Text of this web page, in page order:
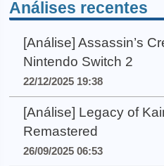
Análises recentes
[Análise] Assassin’s
Nintendo Switch 2
22/12/2025 19:38
[Análise] Legacy of
Remastered
26/09/2025 06:53